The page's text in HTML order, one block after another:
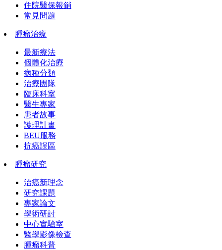
住院醫保報銷
常見問題
腫瘤治療
最新療法
個體化治療
病種分類
治療團隊
臨床科室
醫生專家
患者故事
護理計畫
BEU服務
抗癌誤區
腫瘤研究
治癌新理念
研究課題
專家論文
學術研討
中心實驗室
醫學影像檢查
腫瘤科普